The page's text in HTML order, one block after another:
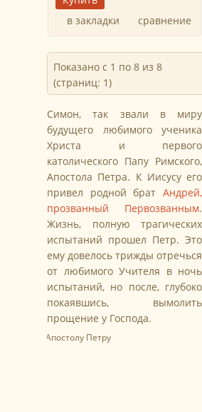
в закладки сравнение
Показано с 1 по 8 из 8
(страниц: 1)
Симон, так звали в миру
будущего любимого ученика
Христа и первого
католического Папу Римского,
Апостола Петра. К Иисусу его
привел родной брат Андрей,
прозванный Первозванным.
Жизнь, полную трагических
испытаний прошел Петр. Это
ему довелось трижды отречься
от любимого Учителя в ночь
испытаний, но после, глубоко
покаявшись, вымолить
прощение у Господа.